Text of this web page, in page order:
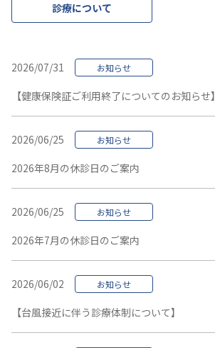
診療について
2026/07/31 お知らせ
【健康保険証ご利用終了についてのお知らせ】
2026/06/25 お知らせ
2026年8月の休診日のご案内
2026/06/25 お知らせ
2026年7月の休診日のご案内
2026/06/02 お知らせ
【台風接近に伴う診療体制について】